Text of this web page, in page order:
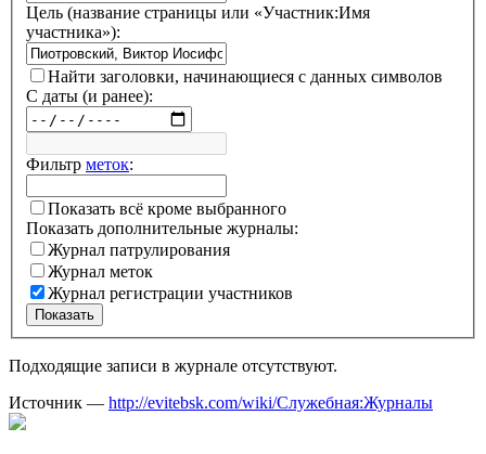
Цель (название страницы или «Участник:Имя
участника»):
Найти заголовки, начинающиеся с данных символов
С даты (и ранее):
Фильтр меток:
Показать всё кроме выбранного
Показать дополнительные журналы:
Журнал патрулирования
Журнал меток
Журнал регистрации участников
Показать
Подходящие записи в журнале отсутствуют.
Источник — http://evitebsk.com/wiki/Служебная:Журналы